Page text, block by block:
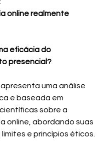
online realmente
eficácia do
presencial?
uma análise
e baseada em
sobre a
online, abordando suas
e princípios éticos.